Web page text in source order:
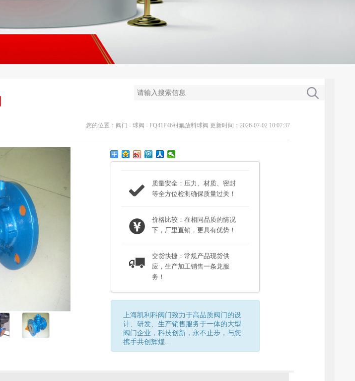
您的位置： 阀门 - 球阀 - FQ41F46衬氟放料球阀 更新时间：2026-07-02 10:07:37
质量安全：压力、材质、密封
等全方位检测确保质量过关！
价格比较：在相同品质的情况
下，厂里直销，更具有优势！
交货快捷：常规产品现货供
应，生产加工销售一条龙服
务！
上海凯利科阀门致力于高品质阀门的设
计、研发、生产销售服务于一体的大型
阀门企业，科技创新，永不止步，与您
携手共创辉煌...